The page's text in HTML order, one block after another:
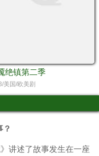
绝镇第二季
美国/欧美剧
？
讲述了故事发生在一座